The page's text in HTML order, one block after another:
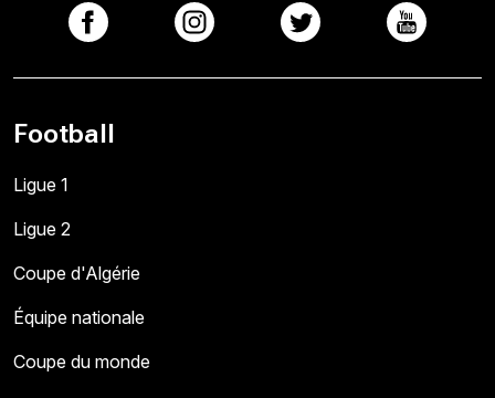
Football
Ligue 1
Ligue 2
Coupe d'Algérie
Équipe nationale
Coupe du monde